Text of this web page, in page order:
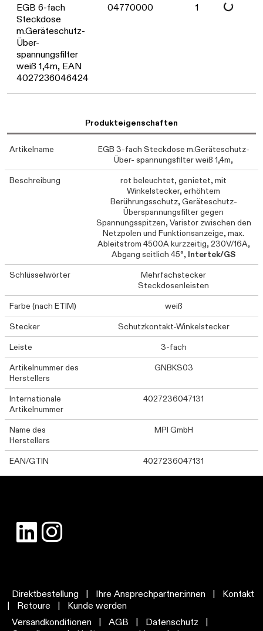
EGB 6-fach
Steckdose
m.Geräteschutz-
Über-
spannungsfilter
weiß 1,4m, EAN
4027236046424
04770000 1 Daten
Produkteigenschaften
Artikelname
EGB 3-fach Steckdose m.Geräteschutz-
Über- spannungsfilter weiß 1,4m,
Beschreibung
rot beleuchtet, genietet, mit
Winkelstecker, erhöhtem
Berührungsschutz, Geräteschutz-
Überspannungsfilter gegen
Spannungsspitzen, Varistor zwischen den
Netzpolen und Funktionsanzeige, max.
Ableitstrom 4500A kurzzeitig, 230V/16A,
Abgang seitlich 45°, Intertek/GS
Schlüsselwörter
Mehrfachstecker
Steckdosenleisten
Farbe (nach ETIM)
weiß
Stecker
Schutzkontakt-Winkelstecker
Leiste
3-fach
Artikelnummer des
Herstellers
GNBKS03
Internationale
Artikelnummer
4027236047131
Name des
Herstellers
MPI GmbH
EAN/GTIN 4027236047131
Direktbestellung | Ihre Ansprechpartner:innen |
Kontakt
|
Retoure |
Kunde werden
Versandkonditionen
| AGB | Datenschutz
|